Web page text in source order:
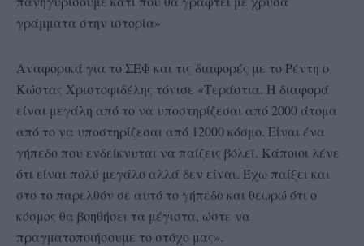
γράμματα στην ιστορία»
Αναφορικά για το ΣΕΦ και τις διαφορές με το Ρέντη ο
Κώστας Χριστοφιδέλης τόνισε «Τεράστια. Η διαφορά
είναι μεγάλη από το να υποστηρίζεσαι από 2000 άτομα
από το να υποστηρίζεσαι από 12000 κόσμο. Είναι ένα
γήπεδο που ενδείκνυται να παίζεις βόλεϊ. Κάποιοι λένε
ότι είναι πολύ μεγάλο αλλά δεν είναι. Έχω παίξει και
στο το παρελθόν σε αυτό το γήπεδο και θεωρώ ότι ο
κόσμος θα βοηθήσει τα μέγιστα, ώστε να
πραγματοποιήσουμε το στόχο μας».